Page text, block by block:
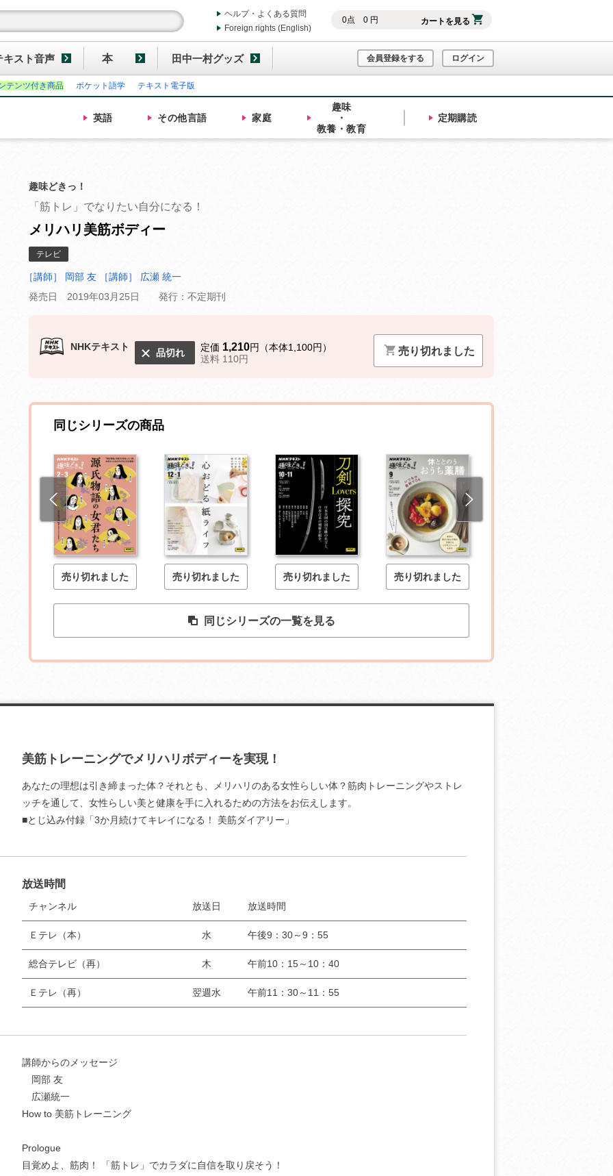
0点 0円 カートを見る
ヘルプ・よくある質問
Foreign rights (English)
キスト音声 本 田中一村グッズ 会員登録をする ログイン
テンツ付き商品 ポケット語学 テキスト電子版
英語 その他言語 家庭
趣味
・
教養・教育
定期購読
趣味どきっ！
「筋トレ」でなりたい自分になる！
メリハリ美筋ボディー
テレビ
［講師］ 岡部 友
［講師］ 広瀬 統一
発売日 2019年03月25日
発行：不定期刊
NHKテキスト
品切れ 定価 1,210円（本体1,100円）
送料 110円
売り切れました
同じシリーズの商品
売り切れました 売り切れました 売り切れました 売り切れました
同じシリーズの一覧を見る
美筋トレーニングでメリハリボディーを実現！
あなたの理想は引き締まった体？それとも、メリハリのある女性らしい体？筋肉トレーニングやストレ
ッチを通して、女性らしい美と健康を手に入れるための方法をお伝えします。
■とじ込み付録「3か月続けてキレイになる！ 美筋ダイアリー」
放送時間
チャンネル 放送日 放送時間
Ｅテレ（本） 水 午後9：30～9：55
総合テレビ（再） 木 午前10：15～10：40
Ｅテレ（再） 翌週水 午前11：30～11：55
講師からのメッセージ
岡部 友
広瀬統一
How to 美筋トレーニング
Prologue
目覚めよ、筋肉！ 「筋トレ」でカラダに自信を取り戻そう！